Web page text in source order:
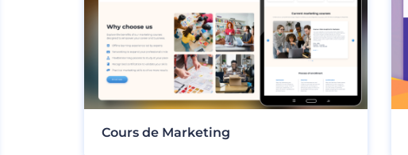
Cours de Marketing